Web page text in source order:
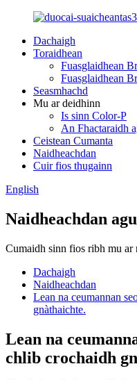
Dachaigh
Toraidhean
Fuasglaidhean
Fuasglaidhean
Seasmhachd
Mu ar deidhinn
Is sinn Color-P
An Fhactaraidh
Ceistean Cumanta
Naidheachdan
Cuir fios thugainn
English
Naidheachdan
Cumaidh sinn fios ribh mu ar
Dachaigh
Naidheachdan
Lean na ceumannan
gnàthaichte.
Lean na
chlib crochaidh